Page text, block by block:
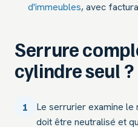
d'immeubles, avec
Serrure
cylindre seul ?
1
Le serrurier examine le
doit être neutralisé et